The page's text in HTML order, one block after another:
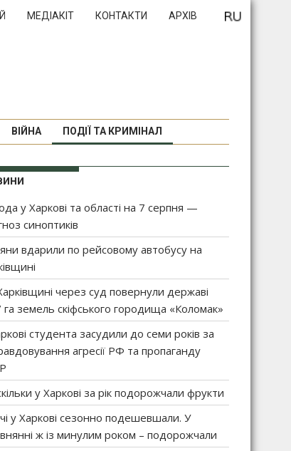
МЕДІАКІТ КОНТАКТИ АРХІВ
ВІЙНА ПОДІЇ ТА КРИМІНАЛ
у Харкові та області на 7 серпня —
синоптиків
вдарили по рейсовому автобусу на
через суд повернули державі
га земель скіфського городища «Коломак»
студента засудили до семи років за
агресії РФ та пропаганду
у Харкові за рік подорожчали фрукти
у Харкові сезонно подешевшали. У
ж із минулим роком – подорожчали